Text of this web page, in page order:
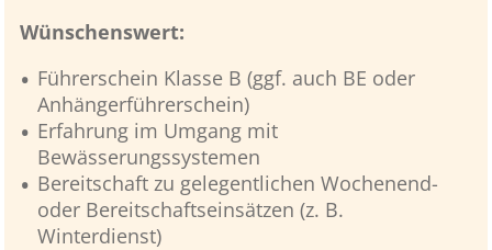
Wünschenswert:
Führerschein Klasse B (ggf. auch BE oder
Anhängerführerschein)
Erfahrung im Umgang mit
Bewässerungssystemen
Bereitschaft zu gelegentlichen Wochenend-
oder Bereitschaftseinsätzen (z. B.
Winterdienst)